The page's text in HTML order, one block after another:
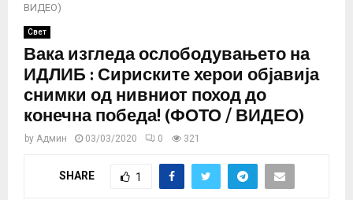
ВИДЕО)
Свет
Вака изгледа ослободувањето на
ИДЛИБ : Сириските херои објавија
снимки од нивниот поход до
конечна победа! (ФОТО / ВИДЕО)
by Админ 03/03/2020 0 321
SHARE 1